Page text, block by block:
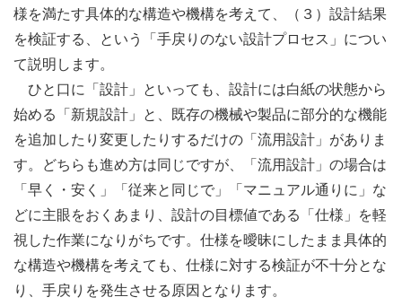
様を満たす具体的な構造や機構を考えて、（３）設計結果
を検証する、という「手戻りのない設計プロセス」につい
て説明します。
ひと口に「設計」といっても、設計には白紙の状態から
始める「新規設計」と、既存の機械や製品に部分的な機能
を追加したり変更したりするだけの「流用設計」がありま
す。どちらも進め方は同じですが、「流用設計」の場合は
「早く・安く」「従来と同じで」「マニュアル通りに」な
どに主眼をおくあまり、設計の目標値である「仕様」を軽
視した作業になりがちです。仕様を曖昧にしたまま具体的
な構造や機構を考えても、仕様に対する検証が不十分とな
り、手戻りを発生させる原因となります。